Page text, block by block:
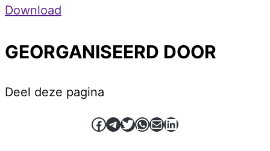
Download
GEORGANISEERD DOOR
Deel deze pagina
Facebook
Telegram
Twitter
WhatsApp
E-mailLinkedIn